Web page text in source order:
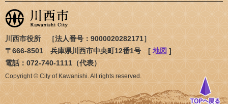
川西市役所 ［法人番号：9000020282171］
〒666-8501 兵庫県川西市中央町12番1号 [ 地図 ]
電話：072-740-1111（代表）
Copyright © City of Kawanishi. All rights reserved.